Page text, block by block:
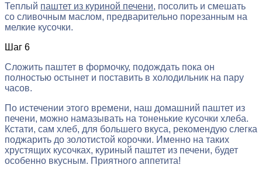
Теплый паштет из куриной печени, посолить и смешать
со сливочным маслом, предварительно порезанным на
мелкие кусочки.
Шаг 6
Сложить паштет в формочку, подождать пока он
полностью остынет и поставить в холодильник на пару
часов.
По истечении этого времени, наш домашний паштет из
печени, можно намазывать на тоненькие кусочки хлеба.
Кстати, сам хлеб, для большего вкуса, рекомендую слегка
поджарить до золотистой корочки. Именно на таких
хрустящих кусочках, куриный паштет из печени, будет
особенно вкусным. Приятного аппетита!